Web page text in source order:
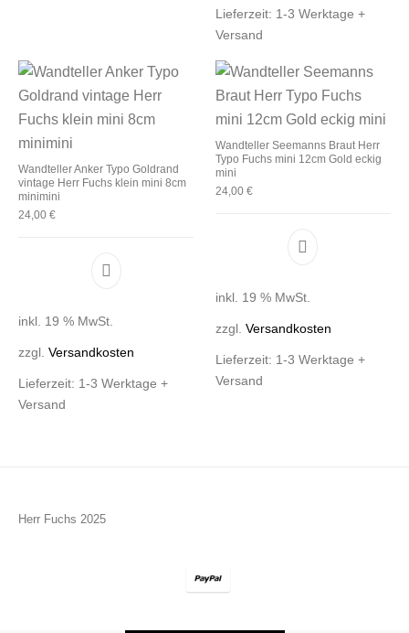
Lieferzeit: 1-3 Werktage +
Versand
Wandteller Anker Typo Goldrand
vintage Herr Fuchs klein mini 8cm
minimini
24,00€
inkl. 19 % MwSt.
zzgl.Versandkosten
Lieferzeit: 1-3 Werktage +
Versand
Wandteller Seemanns Braut Herr
Typo Fuchs mini 12cm Gold eckig
mini
24,00 €
inkl. 19 % MwSt.
zzgl. Versandkosten
Lieferzeit: 1-3 Werktage +
Versand
Herr Fuchs 2025